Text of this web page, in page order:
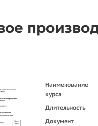
Наименование
курса
Длительность
Документ